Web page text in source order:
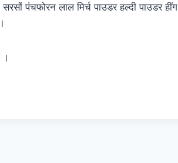
पंचफोरन लाल मिर्च पाउडर हल्दी पाउडर हींग